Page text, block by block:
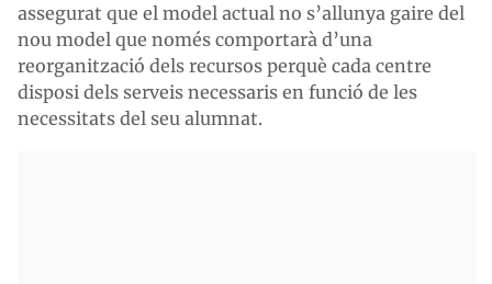
assegurat que el model actual no s’allunya gaire del
nou model que només comportarà d’una
reorganització dels recursos perquè cada centre
disposi dels serveis necessaris en funció de les
necessitats del seu alumnat.